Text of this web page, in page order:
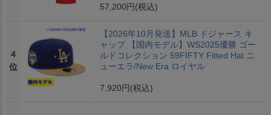
57,200円 (税込)
4
位
【2026年10月発送】MLB ドジャース キ
ャップ 【国内モデル】WS2025優勝 ゴー
ルドコレクション 59FIFTY Fitted Hat ニ
ューエラ/New Era ロイヤル
7,920円 (税込)